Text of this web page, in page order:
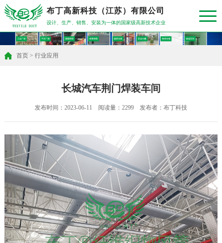
布丁高新科技（江苏）有限公司
设计、生产、销售、安装为一体的国家级高新技术企业
首页> 行业应用
长城汽车荆门焊装车间
发布时间：2023-06-11 阅读量：2299 发布者：布丁科技